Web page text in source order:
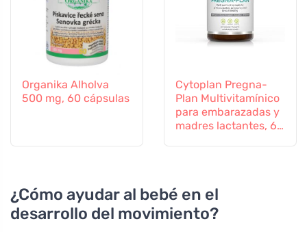
Organika Alholva
500 mg, 60 cápsulas
Cytoplan Pregna-
Plan Multivitamínico
para embarazadas y
madres lactantes, 60
¿Cómo ayudar al bebé en el
desarrollo del movimiento?